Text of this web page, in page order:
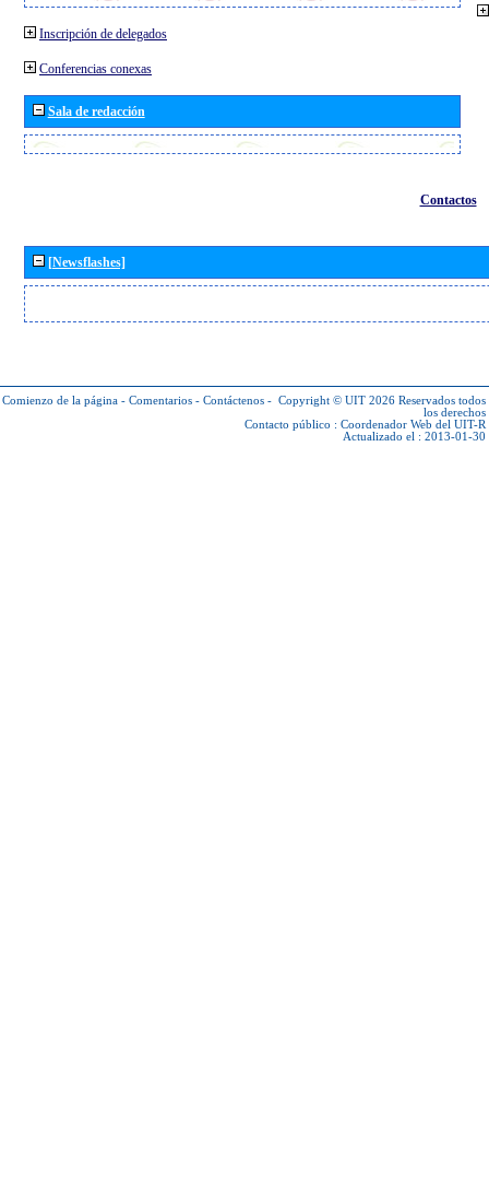
Inscripción de delegados
Conferencias conexas
Sala de redacción
Contactos
[Newsflashes]
Comienzo de la página - Comentarios - Contáctenos - Copyright © UIT 2026 Reservados todos
los derechos
Contacto público : Coordenador Web del UIT-R
Actualizado el : 2013-01-30